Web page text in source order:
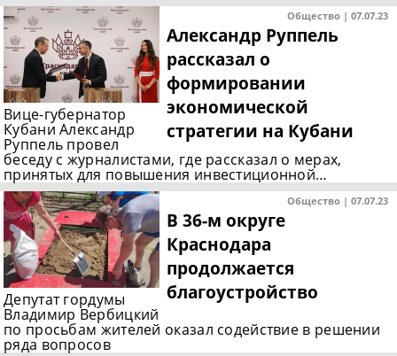
Общество | 07.07.23
Александр Руппель
рассказал о
формировании
экономической
стратегии на Кубани
Вице-губернатор
Кубани Александр
Руппель провел
беседу с журналистами, где рассказал о мерах,
принятых для повышения инвестиционной…
Общество | 07.07.23
В 36-м округе
Краснодара
продолжается
благоустройство
Депутат гордумы
Владимир Вербицкий
по просьбам жителей оказал содействие в решении
ряда вопросов